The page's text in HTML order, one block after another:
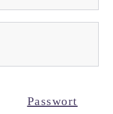
Passwort